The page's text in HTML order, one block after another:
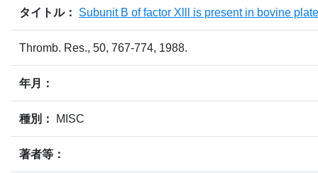
タイトル： Subunit B of factor Xlll is present in bovine
Thromb. Res., 50, 767-774, 1988.
年月：
種別： MISC
著者等：